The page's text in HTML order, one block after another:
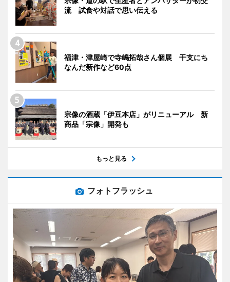
流 試食や対話で思い伝える
福津・津屋崎で寺嶋拓哉さん個展 干支にち
なんだ新作など60点
宗像の酒蔵「伊豆本店」がリニューアル 新
商品「宗像」開発も
もっと見る
フォトフラッシュ